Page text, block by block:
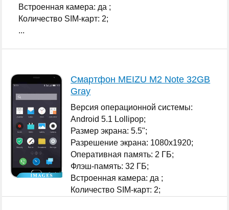
Встроенная камера: да ;
Количество SIM-карт: 2;
...
Смартфон MEIZU M2 Note 32GB
Gray
Версия операционной системы:
Android 5.1 Lollipop;
Размер экрана: 5.5";
Разрешение экрана: 1080x1920;
Оперативная память: 2 ГБ;
Флэш-память: 32 ГБ;
Встроенная камера: да ;
Количество SIM-карт: 2;